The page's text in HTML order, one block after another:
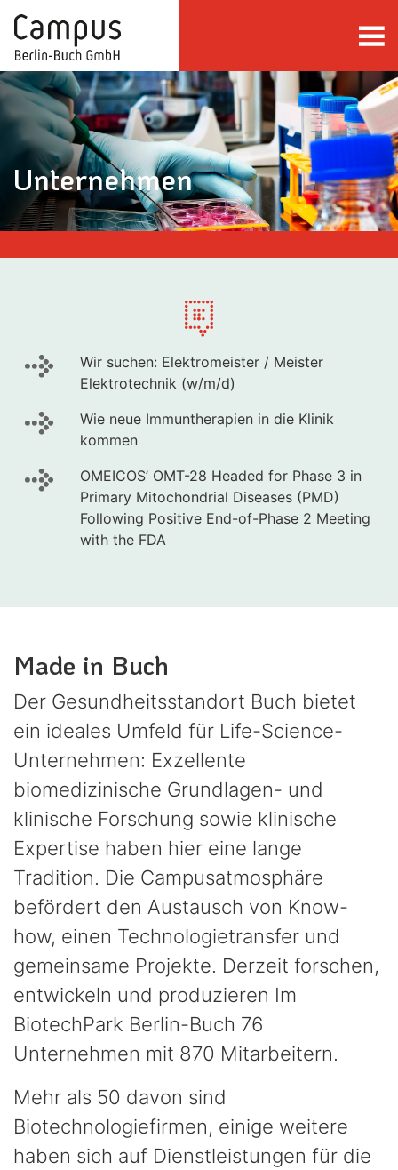
direkt zum Inhalt springen
Unternehmen
Wir suchen: Elektromeister / Meister
Elektrotechnik (w/m/d)
Wie neue Immuntherapien in die Klinik
kommen
OMEICOS’ OMT-28 Headed for Phase 3 in
Primary Mitochondrial Diseases (PMD)
Following Positive End-of-Phase 2 Meeting
with the FDA
Made in Buch
Der Gesundheitsstandort Buch bietet
ein ideales Umfeld für Life-Science-
Unternehmen: Exzellente
biomedizinische Grundlagen- und
klinische Forschung sowie klinische
Expertise haben hier eine lange
Tradition. Die Campusatmosphäre
befördert den Austausch von Know-
how, einen Technologietransfer und
gemeinsame Projekte. Derzeit forschen,
entwickeln und produzieren Im
BiotechPark Berlin-Buch 76
Unternehmen mit 870 Mitarbeitern.
Mehr als 50 davon sind
Biotechnologiefirmen, einige weitere
haben sich auf Dienstleistungen für die